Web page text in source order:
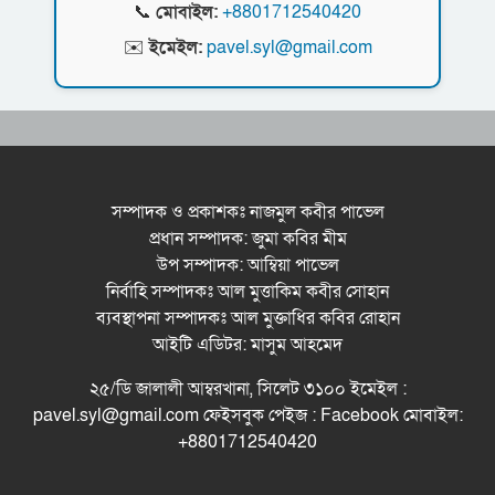
নর্থ ইস্ট ইউনিভার্সিটিতে রচনা ও আবৃত্তি
সিকৃবি’তে জুলাই গণ-অভ্যুত্থান দিবস উপলক্ষে
উদ্বোধন করলেন মন্ত্রী মুক্তাদির
বড়লেখায় জুলাই শহীদদের স্মরণে সহকারী শিক্ষক
সমিতির মাসব্যাপী বৃক্ষরোপণ কর্মসূচির উদ্বোধন
মেট্রোপলিটন ইউনিভার্সিটিতে “পারস্য কবিতা ও বাংলা
কবিতা: যোগাযোগ ও সম্ভাবনা” শীর্ষক সেমিনার
সিলেটের জোড়া ব্রিজের পাশ থেকে আ ট ক ফরহাদ-
বাদশা
📞 মোবাইল:+8801712540420
✉️ইমেইল: pavel.syl@gmail.com
সম্পাদক ও প্রকাশকঃ নাজমুল কবীর পাভেল
প্রধান সম্পাদক: জুমা কবির মীম
উপ সম্পাদক: আম্বিয়া পাভেল
নির্বাহি সম্পাদকঃ আল মুত্তাকিম কবীর সোহান
ব্যবস্থাপনা সম্পাদকঃ আল মুক্তাধির কবির রোহান
আইটি এডিটর: মাসুম আহমেদ
২৫/ডি জালালী আম্বরখানা, সিলেট ৩১০০ ইমেইল :
pavel.syl@gmail.com ফেইসবুক পেইজ : Facebook মোবাইল:
+8801712540420